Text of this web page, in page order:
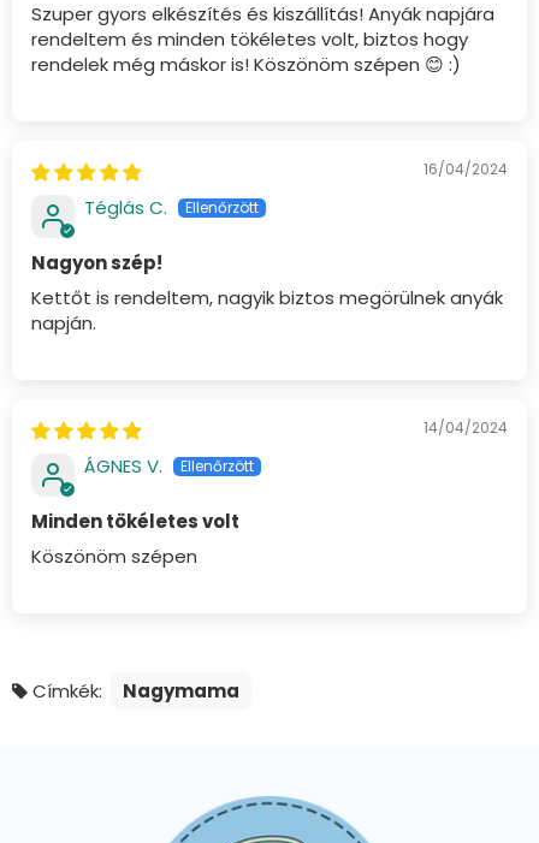
Szuper gyors elkészítés és kiszállítás! Anyák napjára
rendeltem és minden tökéletes volt, biztos hogy
rendelek még máskor is! Köszönöm szépen 😊 :)
16/04/2024
Téglás C.
Nagyon szép!
Kettőt is rendeltem, nagyik biztos megörülnek anyák
napján.
14/04/2024
ÁGNES V.
Minden tökéletes volt
Köszönöm szépen
Címkék: Nagymama